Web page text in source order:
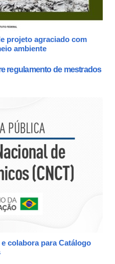
projeto agraciado com
ambiente
regulamento de mestrados
colabora para Catálogo